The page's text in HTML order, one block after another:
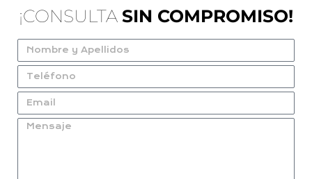
¡CONSULTA SIN COMPROMISO!